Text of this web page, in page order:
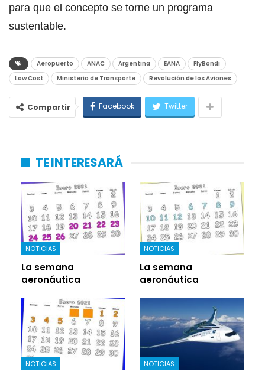
para que el concepto se torne un programa
sustentable.
Aeropuerto ANAC Argentina EANA
FlyBondi
Low Cost
Ministerio de Transporte Revolución de los Aviones
Compartir Facebook Twitter
TE INTERESARÁ
NOTICIAS
La semana
aeronáutica
NOTICIAS
La semana
aeronáutica
NOTICIAS NOTICIAS